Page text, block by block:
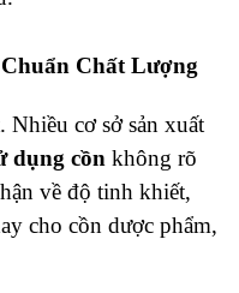
Chất Lượng
cơ sở sản xuất
dụng cồn không rõ
về độ tinh khiết,
cho cồn dược phẩm,